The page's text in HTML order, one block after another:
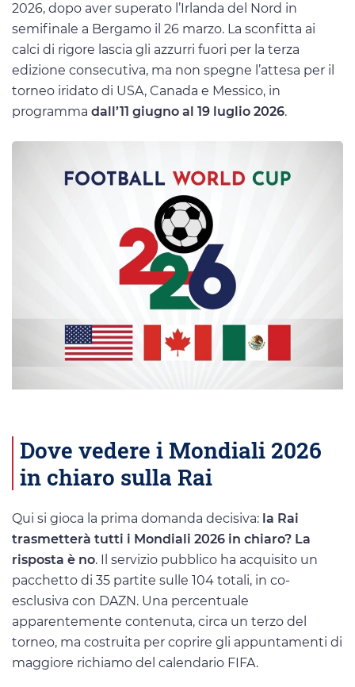
2026, dopo aver superato l’Irlanda del Nord in
semifinale a Bergamo il 26 marzo. La sconfitta ai
calci di rigore lascia gli azzurri fuori per la terza
edizione consecutiva, ma non spegne l’attesa per il
torneo iridato di USA, Canada e Messico, in
programma dall’11 giugno al 19 luglio 2026.
Dove vedere i Mondiali 2026
in chiaro sulla Rai
Qui si gioca la prima domanda decisiva: la Rai
trasmetterà tutti i Mondiali 2026 in chiaro? La
risposta è no. Il servizio pubblico ha acquisito un
pacchetto di 35 partite sulle 104 totali, in co-
esclusiva con DAZN. Una percentuale
apparentemente contenuta, circa un terzo del
torneo, ma costruita per coprire gli appuntamenti di
maggiore richiamo del calendario FIFA.